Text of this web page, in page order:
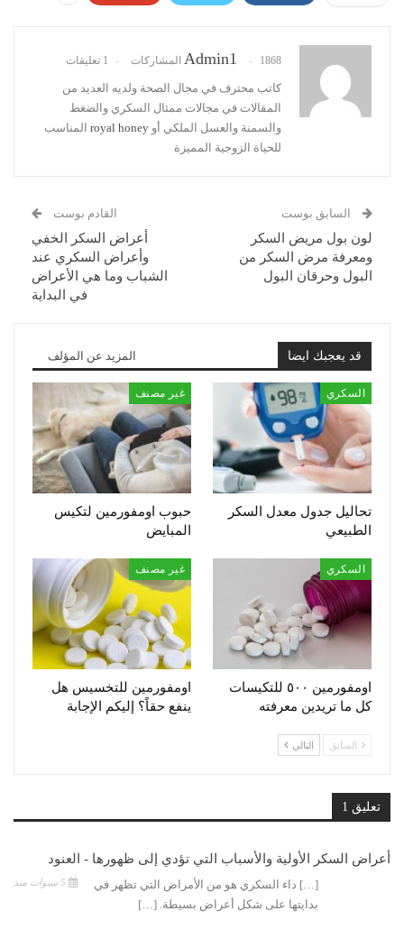
Admin1 1868 المشاركات 1 تعليقات
كاتب محترف في مجال الصحة ولديه العديد من
المقالات في مجالات ممثال السكري والضغط
والسمنة والعسل الملكي أو royal honey المناسب
للحياة الزوجية المميزة
السابق بوست
لون بول مريض السكر
ومعرفة مرض السكر من
البول وحرقان البول
القادم بوست
أعراض السكر الخفي
وأعراض السكري عند
الشباب وما هي الأعراض
في البداية
قد يعجبك ايضا المزيد عن المؤلف
السكري
تحاليل جدول معدل السكر
الطبيعي
غير مصنف
حبوب اومفورمين لتكيس
المبايض
السكري
اومفورمين ٥٠٠ للتكيسات
كل ما تريدين معرفته
غير مصنف
اومفورمين للتخسيس هل
ينفع حقاً؟ إليكم الإجابة
السابق التالي
تعليق 1
أعراض السكر الأولية والأسباب التي تؤدي إلى ظهورها - العنود
[…] داء السكري هو من الأمراض التي تظهر في
بدايتها على شكل أعراض بسيطة. […]